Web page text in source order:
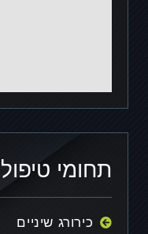
תחומי טיפול
כירורג שיניים